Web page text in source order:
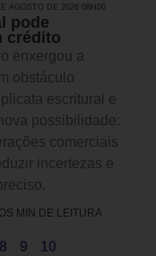
AGOSTO DE 2026 08H00
pode
crédito
enxergou a
obstáculo
escritural e
possibilidade:
comerciais
incertezas e
MIN DE LEITURA
8 9 10